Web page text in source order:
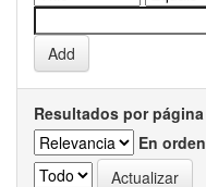
Resultados por página
En orden